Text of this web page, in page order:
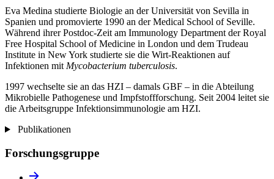
Eva Medina studierte Biologie an der Universität von Sevilla in
Spanien und promovierte 1990 an der Medical School of Seville.
Während ihrer Postdoc-Zeit am Immunology Department der Royal
Free Hospital School of Medicine in London und dem Trudeau
Institute in New York studierte sie die Wirt-Reaktionen auf
Infektionen mit Mycobacterium tuberculosis.
1997 wechselte sie an das HZI – damals GBF – in die Abteilung
Mikrobielle Pathogenese und Impfstoffforschung. Seit 2004 leitet sie
die Arbeitsgruppe Infektionsimmunologie am HZI.
Publikationen
Forschungsgruppe